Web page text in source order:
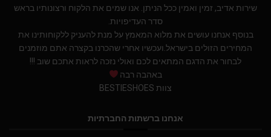
שירות אדיב, זמין ואמין ככל הניתן. אנו שמים את הלקוח ורצונותיו בראש
סדר העדיפויות.
בנוסף אנחנו עושים את מלוא המאמץ על מנת להעניק ללקוחותינו את
המחירים הזולים בישראל.ועכשיו אחרי שהכרנו בקצרה אתם מוזמנים
לבחור את הדגם המתאים לכם ואולי נזכה לראות אתכם שוב !!!
באהבה רבה
צוות BESTIESHOES
אנחנו ברשתות החברתיות